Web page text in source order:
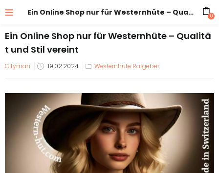
Ein Online Shop nur für Westernhüte – Qualität und Stil vereint 0
Ein Online Shop nur für Westernhüte – Qualitä
t und Stil vereint
Cityman
Veröffentlicht
19.02.2024 Westernhüte Ratgeber